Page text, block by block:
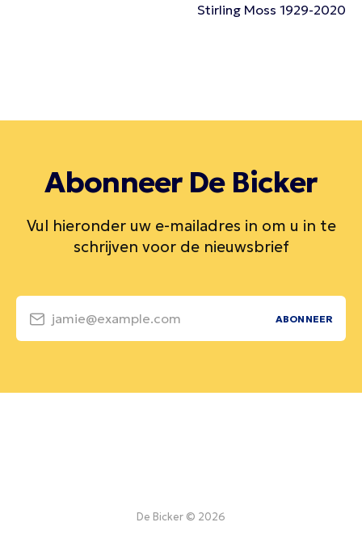
Stirling Moss 1929-2020
Abonneer De Bicker
Vul hieronder uw e-mailadres in om u in te
schrijven voor de nieuwsbrief
jamie@example.com ABONNEER
De Bicker © 2026